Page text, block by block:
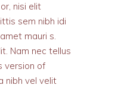
nisi elit
sem nibh idi
mauri s.
Nam nec tellus
version of
nibh vel velit